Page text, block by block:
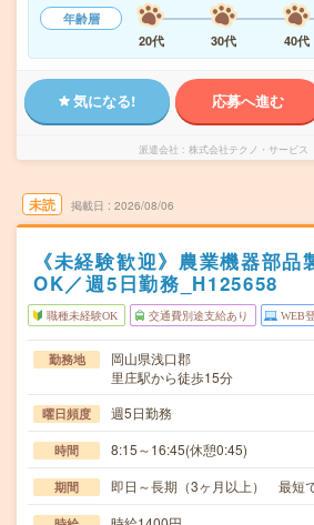
年齢層
20代
30代 40代
気になる! 応募へ進む
派遣会社 株式会社テクノ・サービ
未読 掲載日 2026/08/06
《未経験歓迎》農業機器部
OK／週5日勤務_H125658
職種未経験OK 交通費別途支給あり WEB
勤務地
岡山県浅口郡
里庄駅から徒歩15分
曜日頻度 週5日勤務
時間 8:15～16:45(休憩0:45)
期間 即日～長期（3ヶ月以上） 最短